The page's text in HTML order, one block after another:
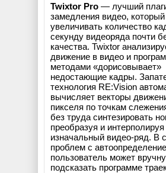
Twixtor Pro — лучший
замедления видео,
увеличивать количество
секунду видеоряда почти
качества. Twixtor
движение в видео и
методами «дорисовывает»
недостающие кадры.
технология RE:Vision
вычисляет векторы
пикселя по точкам
без труда синтезировать
преобразуя и интерполируя
изначальный видео-ряд. В
проблем с
пользователь может
подсказать программе